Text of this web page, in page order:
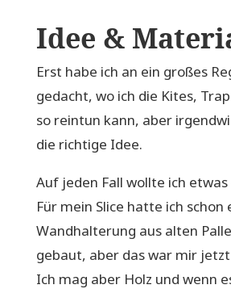
Idee &
Erst habe ich an ein großes
gedacht, wo ich die Kites,
so reintun kann, aber
die richtige Idee.
Auf jeden Fall wollte ich
Für mein Slice hatte ich schon
Wandhalterung aus alten
gebaut, aber das war mir jetzt
Ich mag aber Holz und wenn